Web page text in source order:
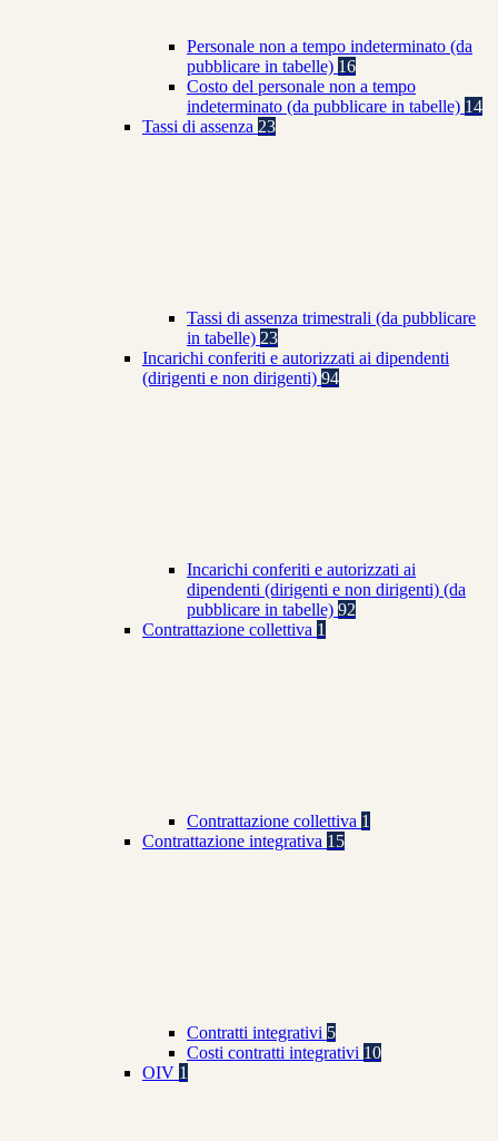
Personale non a tempo indeterminato (da
pubblicare in tabelle) 16
Costo del personale non a tempo
indeterminato (da pubblicare in tabelle) 14
Tassi di assenza 23
Tassi di assenza trimestrali (da pubblicare
in tabelle) 23
Incarichi conferiti e autorizzati ai dipendenti
(dirigenti e non dirigenti) 94
Incarichi conferiti e autorizzati ai
dipendenti (dirigenti e non dirigenti) (da
pubblicare in tabelle) 92
Contrattazione collettiva 1
Contrattazione collettiva 1
Contrattazione integrativa 15
Contratti integrativi 5
Costi contratti integrativi 10
OIV 1